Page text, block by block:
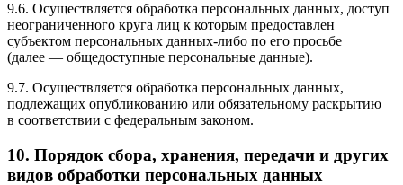
9.6. Осуществляется обработка персональных данных, доступ
неограниченного круга лиц к которым предоставлен
субъектом персональных данных-либо по его просьбе
(далее — общедоступные персональные данные).
9.7. Осуществляется обработка персональных данных,
подлежащих опубликованию или обязательному раскрытию
в соответствии с федеральным законом.
10. Порядок сбора, хранения, передачи и других
видов обработки персональных данных